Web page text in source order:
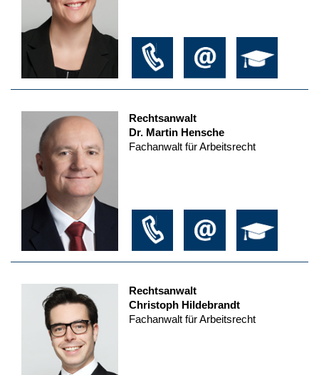
Rechtsanwalt
Dr. Martin Hensche
Fachanwalt für Arbeitsrecht
Rechtsanwalt
Christoph Hildebrandt
Fachanwalt für Arbeitsrecht